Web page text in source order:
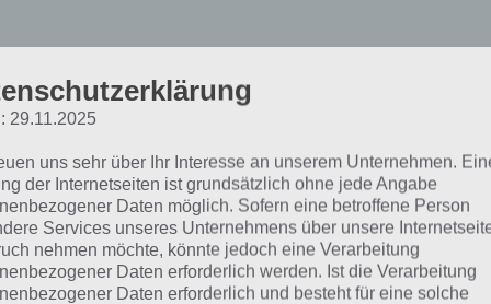
Camp: Mit diesen
im Kampf
wir als erstes auf die Tipps zum Kampf in Battle
für jeden Kampf Energie einsetzen. Da dies eine
natürlich nicht verlieren.
29.11.2025
uns sehr über Ihr Interesse an unserem Unternehmen.
der Internetseiten ist grundsätzlich ohne jede Angabe
Daten möglich. Sofern eine betroffene Person
Services unseres Unternehmens über unsere
nehmen möchte, könnte jedoch eine Verarbeitung
Daten erforderlich werden. Ist die Verarbeitung
Daten erforderlich und besteht für eine solche